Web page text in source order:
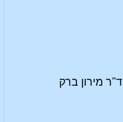
ד"ר מירון ברק